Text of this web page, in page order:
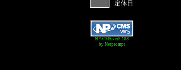
定休日
NP-CMS ver5.188
by Netprompt